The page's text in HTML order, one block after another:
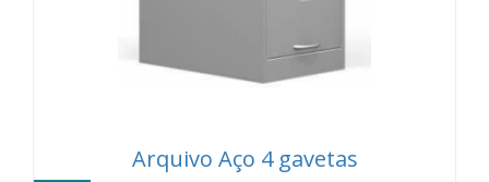
Arquivo Aço 4 gavetas